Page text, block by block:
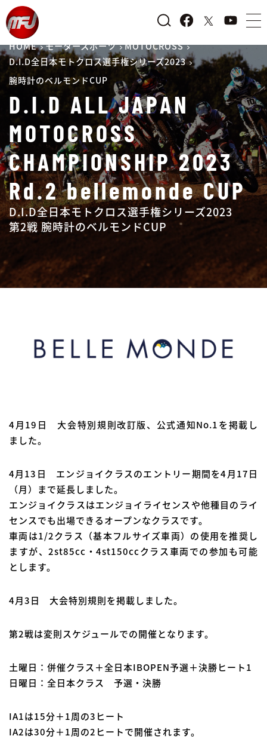
HOME モータースポーツ
MOTOCROSS
D.I.D全日本モトクロス選手権シリーズ2023
腕時計のベルモンドCUP
D.I.D ALL JAPAN
MOTOCROSS
CHAMPIONSHIP 2023
Rd.2 bellemonde CUP
D.I.D全日本モトクロス選手権シリーズ2023
第2戦 腕時計のベルモンドCUP
4月19日 大会特別規則改訂版、公式通知No.1を掲載し
ました。
4月13日 エンジョイクラスのエントリー期間を4月17日
（月）まで延長しました。
エンジョイクラスはエンジョイライセンスや他種目のライ
センスでも出場できるオープンなクラスです。
車両は1/2クラス（基本フルサイズ車両）の使用を推奨し
ますが、2st85cc・4st150ccクラス車両での参加も可能
とします。
4月3日 大会特別規則を掲載しました。
第2戦は変則スケジュールでの開催となります。
土曜日：併催クラス＋全日本IBOPEN予選＋決勝ヒート1
日曜日：全日本クラス 予選・決勝
IA1は15分＋1周の3ヒート
IA2は30分＋1周の2ヒートで開催されます。